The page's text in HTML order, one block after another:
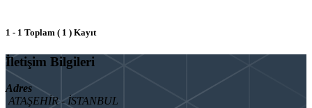
1 - 1 Toplam ( 1 ) Kayıt
İletişim Bilgileri
Adres
ATAŞEHİR - İSTANBUL